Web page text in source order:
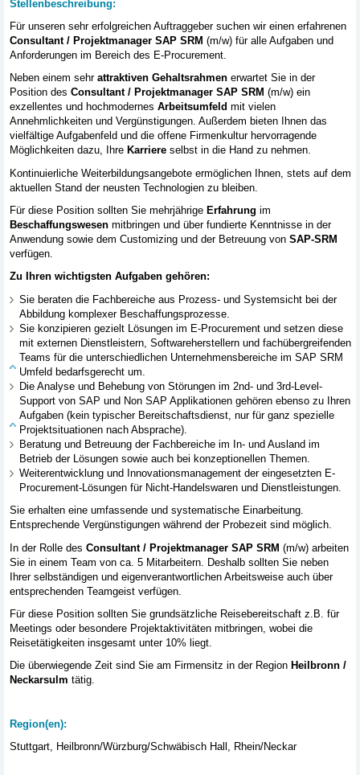
Stellenbeschreibung:
Für unseren sehr erfolgreichen Auftraggeber suchen wir einen erfahrenen
Consultant / Projektmanager SAP SRM (m/w) für alle Aufgaben und
Anforderungen im Bereich des E-Procurement.
Neben einem sehr attraktiven Gehaltsrahmen erwartet Sie in der
Position des Consultant / Projektmanager SAP SRM (m/w) ein
exzellentes und hochmodernes Arbeitsumfeld mit vielen
Annehmlichkeiten und Vergünstigungen. Außerdem bieten Ihnen das
vielfältige Aufgabenfeld und die offene Firmenkultur hervorragende
Möglichkeiten dazu, Ihre Karriereselbst in die Hand zu nehmen.
Kontinuierliche Weiterbildungsangebote ermöglichen Ihnen, stets auf dem
aktuellen Stand der neusten Technologien zu bleiben.
Für diese Position sollten Sie mehrjährige Erfahrung im
Beschaffungswesen mitbringen und über fundierte Kenntnisse in der
Anwendung sowie dem Customizing und der Betreuung von SAP-SRM
verfügen.
Zu Ihren wichtigsten Aufgaben gehören:
Sie beraten die Fachbereiche aus Prozess- und Systemsicht bei der
Abbildung komplexer Beschaffungsprozesse.
Sie konzipieren gezielt Lösungen im E-Procurement und setzen diese
mit externen Dienstleistern, Softwareherstellern und fachübergreifenden
Teams für die unterschiedlichen Unternehmensbereiche im SAP SRM
Umfeld bedarfsgerecht um.
Die Analyse und Behebung von Störungen im 2nd- und 3rd-Level-
Support von SAP und Non SAP Applikationen gehören ebenso zu Ihren
Aufgaben (kein typischer Bereitschaftsdienst, nur für ganz spezielle
Projektsituationen nach Absprache).
Beratung und Betreuung der Fachbereiche im In- und Ausland im
Betrieb der Lösungen sowie auch bei konzeptionellen Themen.
Weiterentwicklung und Innovationsmanagement der eingesetzten E-
Procurement-Lösungen für Nicht-Handelswaren und Dienstleistungen.
Sie erhalten eine umfassende und systematische Einarbeitung.
Entsprechende Vergünstigungen während der Probezeit sind möglich.
In der Rolle des Consultant / Projektmanager SAP SRM (m/w) arbeiten
Sie in einem Team von ca. 5 Mitarbeitern. Deshalb sollten Sie neben
Ihrer selbständigen und eigenverantwortlichen Arbeitsweise auch über
entsprechenden Teamgeist verfügen.
Für diese Position sollten Sie grundsätzliche Reisebereitschaft z.B. für
Meetings oder besondere Projektaktivitäten mitbringen, wobei die
Reisetätigkeiten insgesamt unter 10% liegt.
Die überwiegende Zeit sind Sie am Firmensitz in der Region Heilbronn /
Neckarsulm tätig.
Region(en):
Stuttgart, Heilbronn/Würzburg/Schwäbisch Hall, Rhein/Neckar